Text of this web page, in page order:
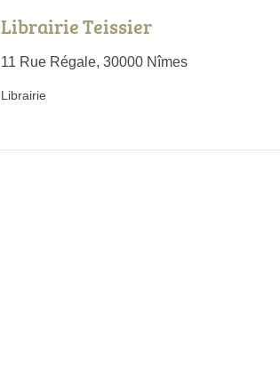
Librairie Teissier
11 Rue Régale, 30000 Nîmes
Librairie